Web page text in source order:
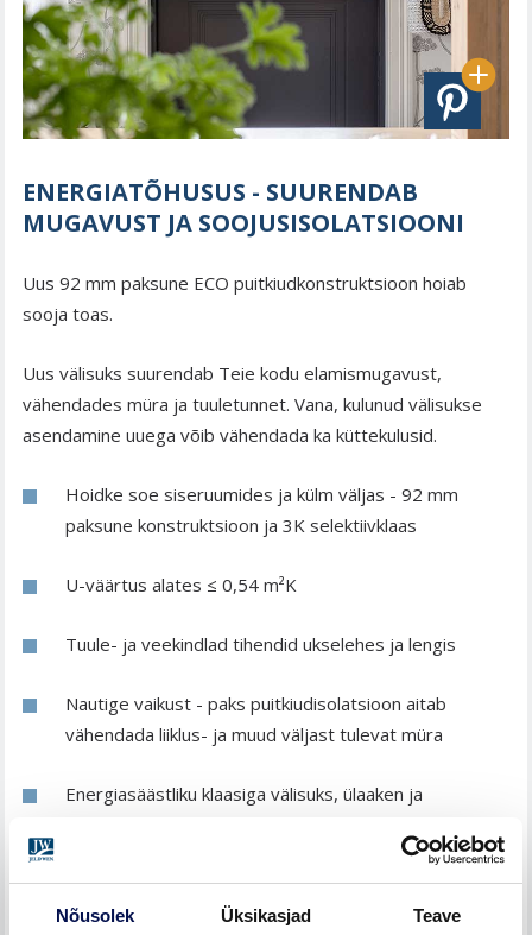
Nõusolek Üksikasjad Teave
ENERGIATÕHUSUS - SUURENDAB
MUGAVUST JA SOOJUSISOLATSIOONI
Uus 92 mm paksune ECO puitkiudkonstruktsioon hoiab
sooja toas.
Uus välisuks suurendab Teie kodu elamismugavust,
vähendades müra ja tuuletunnet. Vana, kulunud välisukse
asendamine uuega võib vähendada ka küttekulusid.
Hoidke soe siseruumides ja külm väljas - 92 mm
paksune konstruktsioon ja 3K selektiivklaas
U-väärtus alates ≤ 0,54 m²K
Tuule- ja veekindlad tihendid ukselehes ja lengis
Nautige vaikust - paks puitkiudisolatsioon aitab
vähendada liiklus- ja muud väljast tulevat müra
Energiasäästliku klaasiga välisuks, ülaaken ja